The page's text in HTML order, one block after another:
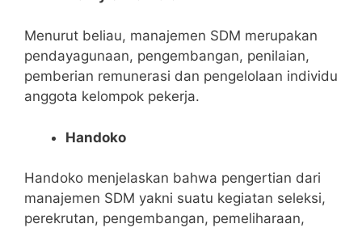
Menurut beliau, manajemen SDM merupakan
pendayagunaan, pengembangan, penilaian,
pemberian remunerasi dan pengelolaan individu
anggota kelompok pekerja.
Handoko
Handoko menjelaskan bahwa pengertian dari
manajemen SDM yakni suatu kegiatan seleksi,
perekrutan, pengembangan, pemeliharaan,